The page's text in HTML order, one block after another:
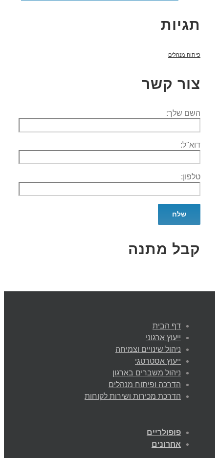
תגיות
פיתוח מנהלים
צור קשר
השם שלך:
דוא''ל:
טלפון:
קבל מתנה
דף הבית
ייעוץ ארגוני
ניהול שינויים וצמיחה
ייעוץ אסטרטגי
ניהול משברים בארגון
הדרכה ופיתוח מנהלים
הדרכת מכירות ושירות לקוחות
פופולריים
אחרונים